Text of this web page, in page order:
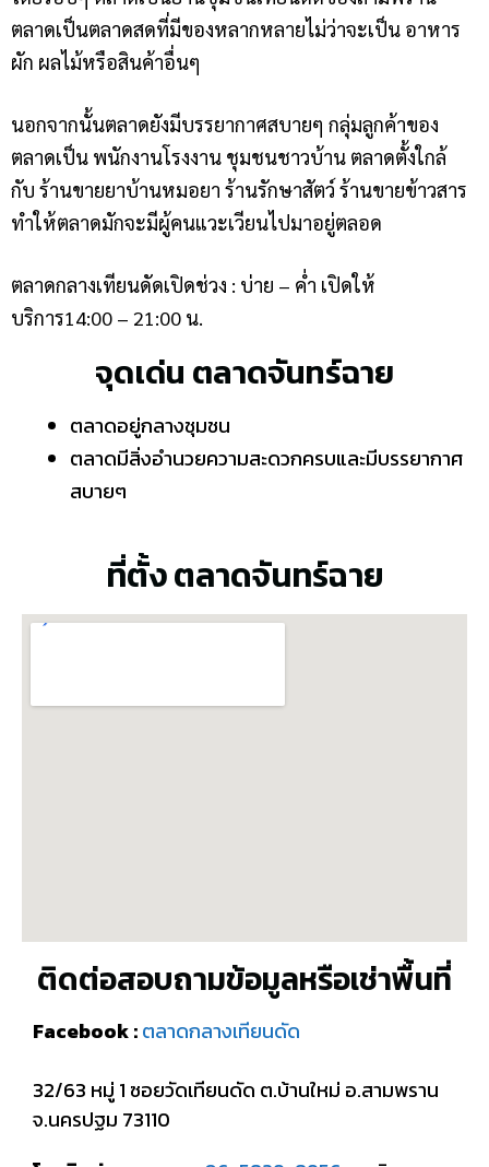
ตลาดเป็นตลาดสดที่มีของหลากหลายไม่ว่าจะเป็น อาหาร
ผัก ผลไม้หรือสินค้าอื่นๆ
นอกจากนั้นตลาดยังมีบรรยากาศสบายๆ กลุ่มลูกค้าของ
ตลาดเป็น พนักงานโรงงาน ชุมชนชาวบ้าน ตลาดตั้งใกล้
กับ ร้านขายยาบ้านหมอยา ร้านรักษาสัตว์ ร้านขายข้าวสาร
ทำให้ตลาดมักจะมีผู้คนแวะเวียนไปมาอยู่ตลอด
ตลาดกลางเทียนดัดเปิดช่วง : บ่าย – ค่ำ เปิดให้
บริการ14:00 – 21:00 น.
จุดเด่น ตลาดจันทร์ฉาย
ตลาดอยู่กลางชุมชน
ตลาดมีสิ่งอำนวยความสะดวกครบและมีบรรยากาศ
สบายๆ
ที่ตั้ง ตลาดจันทร์ฉาย
ติดต่อสอบถามข้อมูลหรือเช่าพื้นที่
Facebook :ตลาดกลางเทียนดัด
32/63 หมู่ 1 ซอยวัดเทียนดัด ต.บ้านใหม่ อ.สามพราน
จ.นครปฐม 73110